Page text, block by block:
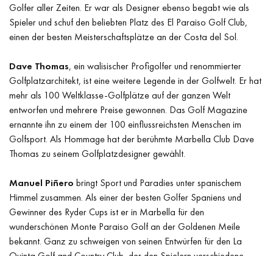
Golfer aller Zeiten. Er war als Designer ebenso begabt wie als
Spieler und schuf den beliebten Platz des El Paraiso Golf Club,
einen der besten Meisterschaftsplätze an der Costa del Sol.
Dave Thomas, ein walisischer Profigolfer und renommierter
Golfplatzarchitekt, ist eine weitere Legende in der Golfwelt. Er hat
mehr als 100 Weltklasse-Golfplätze auf der ganzen Welt
entworfen und mehrere Preise gewonnen. Das Golf Magazine
ernannte ihn zu einem der 100 einflussreichsten Menschen im
Golfsport. Als Hommage hat der berühmte Marbella Club Dave
Thomas zu seinem Golfplatzdesigner gewählt.
Manuel Piñero bringt Sport und Paradies unter spanischem
Himmel zusammen. Als einer der besten Golfer Spaniens und
Gewinner des Ryder Cups ist er in Marbella für den
wunderschönen Monte Paraiso Golf an der Goldenen Meile
bekannt. Ganz zu schweigen von seinen Entwürfen für den La